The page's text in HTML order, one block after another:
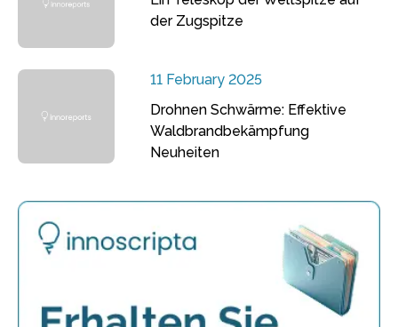
der Zugspitze
11 February 2025
Drohnen Schwärme: Effektive
Waldbrandbekämpfung
Neuheiten